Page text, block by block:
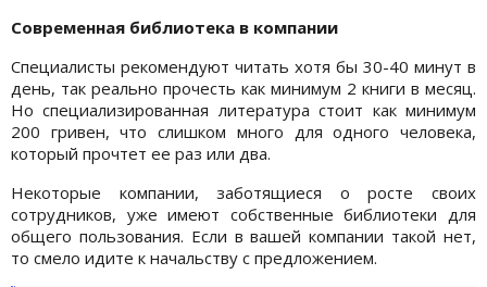
Современная библиотека в компании
Специалисты рекомендуют читать хотя бы 30-40 минут в
день, так реально прочесть как минимум 2 книги в месяц.
Но специализированная литература стоит как минимум
200 гривен, что слишком много для одного человека,
который прочтет ее раз или два.
Некоторые компании, заботящиеся о росте своих
сотрудников, уже имеют собственные библиотеки для
общего пользования. Если в вашей компании такой нет,
то смело идите к начальству с предложением.